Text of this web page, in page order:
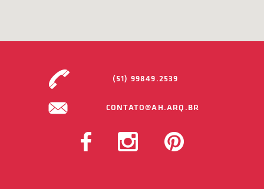
(51) 99849.2539
CONTATO@AH.ARQ.BR
FACEBOOK INSTAGRAM